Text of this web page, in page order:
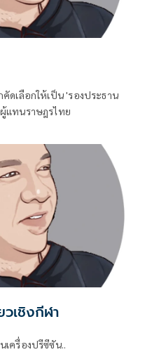
ดเลือกให้เป็น 'รองประธาน
แทนราษฎรไทย
เชิงกีฬา
ครื่องปรีซีซัน..